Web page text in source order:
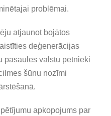
problēmai.
atjaunot bojātos
deģenerācijas
pasaules valstu pētnieki
šūnu nozīmi
apkopojums par